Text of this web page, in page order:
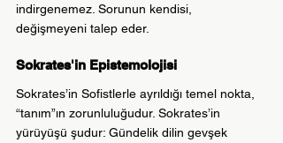
indirgenemez. Sorunun kendisi,
değişmeyeni talep eder.
Sokrates'in Epistemolojisi
Sokrates’in Sofistlerle ayrıldığı temel nokta,
“tanım”ın zorunluluğudur. Sokrates’in
yürüyüşü şudur: Gündelik dilin gevşek